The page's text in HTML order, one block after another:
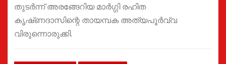
തുടർന്ന് അരങ്ങേറിയ മാർഗ്ഗി രഹിത
കൃഷ്‌ണദാസിന്റെ തായമ്പക അത്യപൂർവ്വ
വിരുന്നൊരുക്കി.